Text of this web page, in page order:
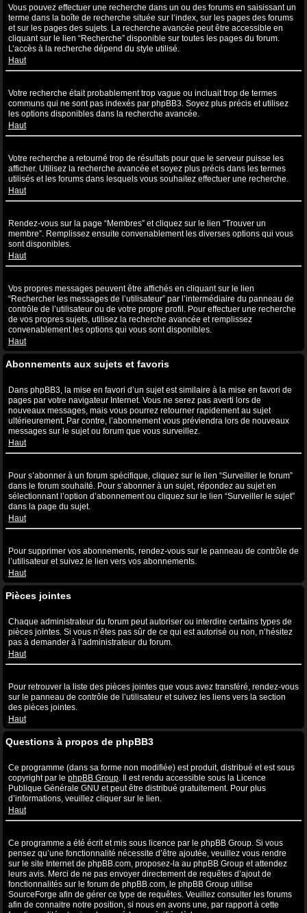
Vous pouvez effectuer une recherche dans un ou des forums en saisissant un
terme dans la boîte de recherche située sur l’index, sur les pages des forums
et sur les pages des sujets. La recherche avancée peut être accessible en
cliquant sur le lien “Recherche” disponible sur toutes les pages du forum.
L’accès à la recherche dépend du style utilisé.
Haut
Votre recherche était probablement trop vague ou incluait trop de termes
communs qui ne sont pas indexés par phpBB3. Soyez plus précis et utilisez
les options disponibles dans la recherche avancée.
Haut
Votre recherche a retourné trop de résultats pour que le serveur puisse les
afficher. Utilisez la recherche avancée et soyez plus précis dans les termes
utilisés et les forums dans lesquels vous souhaitez effectuer une recherche.
Haut
Rendez-vous sur la page “Membres” et cliquez sur le lien “Trouver un
membre”. Remplissez ensuite convenablement les diverses options qui vous
sont disponibles.
Haut
Vos propres messages peuvent être affichés en cliquant sur le lien
“Rechercher les messages de l’utilisateur” par l’intermédiaire du panneau de
contrôle de l’utilisateur ou de votre propre profil. Pour effectuer une recherche
de vos propres sujets, utilisez la recherche avancée et remplissez
convenablement les options qui vous sont disponibles.
Haut
Abonnements aux sujets et favoris
Dans phpBB3, la mise en favori d’un sujet est similaire à la mise en favori de
pages par votre navigateur Internet. Vous ne serez pas averti lors de
nouveaux messages, mais vous pourrez retourner rapidement au sujet
ultérieurement. Par contre, l’abonnement vous préviendra lors de nouveaux
messages sur le sujet ou forum que vous surveillez.
Haut
Pour s’abonner à un forum spécifique, cliquez sur le lien “Surveiller le forum”
dans le forum souhaité. Pour s’abonner à un sujet, répondez au sujet en
sélectionnant l’option d’abonnement ou cliquez sur le lien “Surveiller le sujet”
dans la page du sujet.
Haut
Pour supprimer vos abonnements, rendez-vous sur le panneau de contrôle de
l’utilisateur et suivez le lien vers vos abonnements.
Haut
Pièces jointes
Chaque administrateur du forum peut autoriser ou interdire certains types de
pièces jointes. Si vous n’êtes pas sûr de ce qui est autorisé ou non, n’hésitez
pas à demander à l’administrateur du forum.
Haut
Pour retrouver la liste des pièces jointes que vous avez transféré, rendez-vous
sur le panneau de contrôle de l’utilisateur et suivez les liens vers la section
des pièces jointes.
Haut
Questions à propos de phpBB3
Ce programme (dans sa forme non modifiée) est produit, distribué et est sous
copyright par le phpBB Group. Il est rendu accessible sous la Licence
Publique Générale GNU et peut être distribué gratuitement. Pour plus
d’informations, veuillez cliquer sur le lien.
Haut
Ce programme a été écrit et mis sous licence par le phpBB Group. Si vous
pensez qu’une fonctionnalité nécessite d’être ajoutée, veuillez vous rendre
sur le site Internet de phpBB.com, proposez-la au phpBB Group et attendez
leurs avis. Merci de ne pas envoyer directement de requêtes d’ajout de
fonctionnalités sur le forum de phpBB.com, le phpBB Group utilise
SourceForge afin de gérer ce type de requêtes. Veuillez consulter les forums
afin de connaitre notre position, si nous en avons une, par rapport à cette